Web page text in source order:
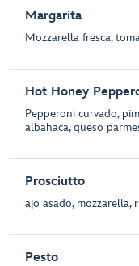
Margarita
Mozzarella fresca,
Hot Honey
Pepperoni curvado,
albahaca, queso
Prosciutto
ajo asado, mozzarella,
Pesto